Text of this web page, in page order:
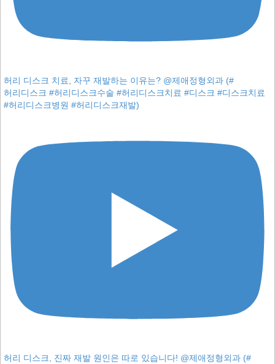
허리 디스크 치료, 자꾸 재발하는 이유는? @제애정형외과 (#
허리디스크 #허리디스크수술 #허리디스크치료 #디스크 #디스크치료
#허리디스크병원 #허리디스크재발)
허리 디스크, 진짜 재발 원인은 따로 있습니다! @제애정형외과 (#